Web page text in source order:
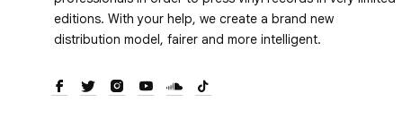
editions. With your help, we create a brand new
distribution model, fairer and more intelligent.